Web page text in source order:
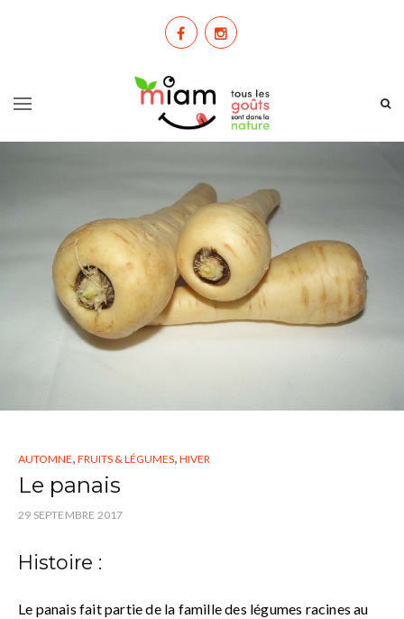
AUTOMNE, FRUITS & LÉGUMES, HIVER
Le panais
29 SEPTEMBRE 2017
Histoire :
Le panais fait partie de la famille des légumes racines au